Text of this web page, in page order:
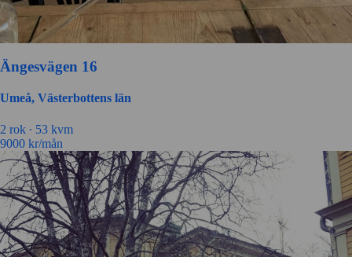
Ängesvägen 16
Umeå, Västerbottens län
2 rok ∙ 53 kvm
9000 kr/mån